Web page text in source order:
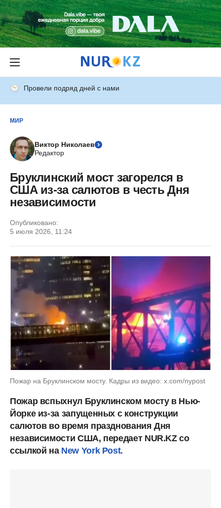
Провели подряд дней с нами
МИР
Виктор Николаев
Редактор
Бруклинский мост загорелся в
США из-за салютов в честь Дня
независимости
Опубликовано:
5 июля 2026, 11:24
Пожар на Бруклинском мосту. Кадры из видео: x.com/nypost
Пожар вспыхнул Бруклинском мосту в Нью-
Йорке из-за запущенных с конструкции
салютов во время празднования Дня
независимости США, передает NUR.KZ со
ссылкой на New York Post.